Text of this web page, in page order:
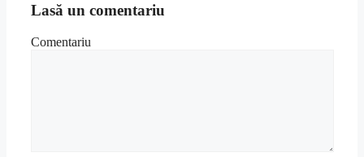
Lasă un comentariu
Comentariu